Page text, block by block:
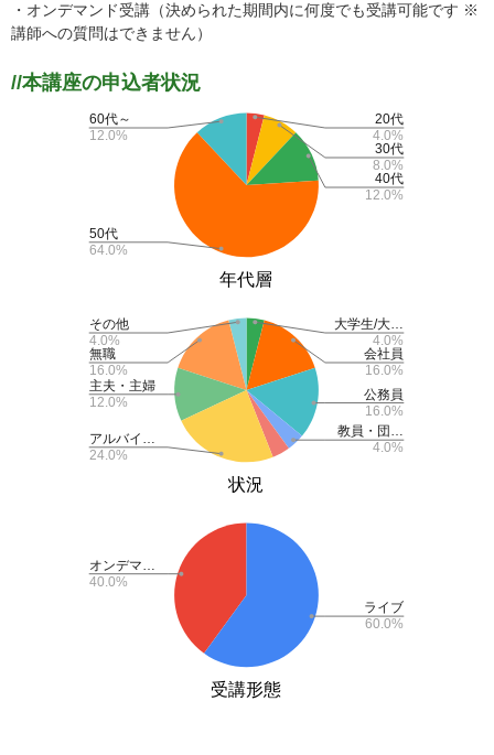
・オンデマンド受講（決められた期間内に何度でも受講可能です ※
講師への質問はできません）
//本講座の申込者状況